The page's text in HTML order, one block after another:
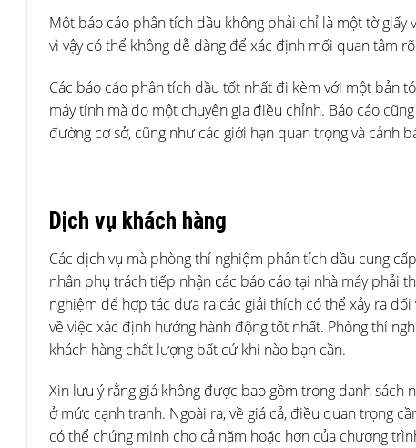
Một báo cáo phân tích dầu không phải chỉ là một tờ
vì vậy có thể không dễ dàng để xác định mối quan tâm
Các báo cáo phân tích dầu tốt nhất đi kèm với một bản
máy tính mà do một chuyên gia điều chỉnh. Báo cáo
đường cơ sở, cũng như các giới hạn quan trọng và cảnh
Dịch vụ khách hàng
Các dịch vụ mà phòng thí nghiệm phân tích dầu cung
nhân phụ trách tiếp nhận các báo cáo tại nhà máy phải
nghiệm để hợp tác đưa ra các giải thích có thể xảy ra
về việc xác định hướng hành động tốt nhất. Phòng thí
khách hàng chất lượng bất cứ khi nào bạn cần.
Xin lưu ý rằng giá không được bao gồm trong danh
ở mức cạnh tranh. Ngoài ra, về giá cả, điều quan trọng
có thể chứng minh cho cả năm hoặc hơn của chương